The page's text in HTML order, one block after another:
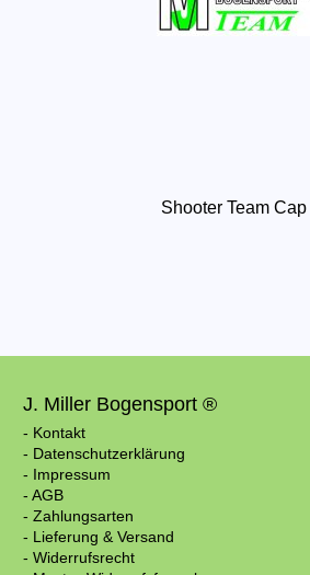
Shooter Team Cap
J. Miller Bogensport ®
- Kontakt
- Datenschutzerklärung
- Impressum
- AGB
- Zahlungsarten
- Lieferung & Versand
- Widerrufsrecht